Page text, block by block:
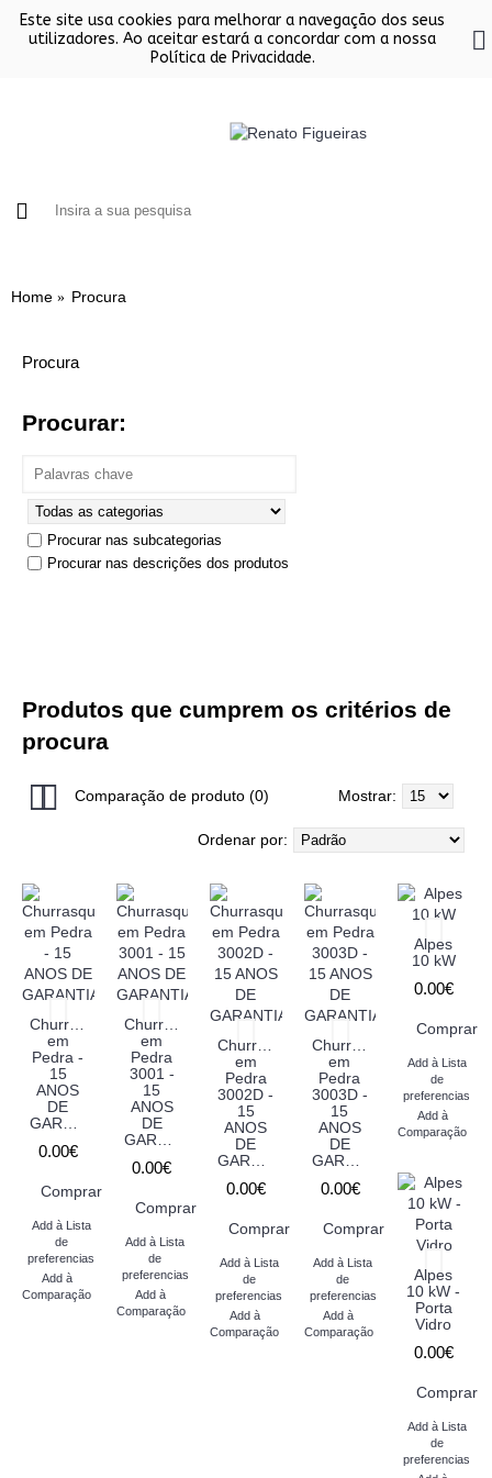
Este site usa cookies para melhorar a navegação dos seus
utilizadores. Ao aceitar estará a concordar com a nossa
Política de Privacidade.
Home Procura
Procura
Procurar:
Procurar nas subcategorias
Procurar nas descrições dos produtos
Produtos que cumprem os critérios de
procura
Comparação de produto (0) Mostrar:
Ordenar por:
Churrasqueira
em
Pedra -
15
ANOS
DE
GARANTIA
0.00€
Comprar
Add à Lista
de
preferencias
Add à
Comparação
Churrasqueira
em
Pedra
3001 -
15
ANOS
DE
GARANTIA
0.00€
Comprar
Add à Lista
de
preferencias
Add à
Comparação
Churrasqueira
em
Pedra
3002D -
15
ANOS
DE
GARANTIA
0.00€
Comprar
Add à Lista
de
preferencias
Add à
Comparação
Churrasqueira
em
Pedra
3003D -
15
ANOS
DE
GARANTIA
0.00€
Comprar
Add à Lista
de
preferencias
Add à
Comparação
Alpes
10 kW
0.00€
Comprar
Add à Lista
de
preferencias
Add à
Comparação
Alpes
10 kW -
Porta
Vidro
0.00€
Comprar
Add à Lista
de
preferencias